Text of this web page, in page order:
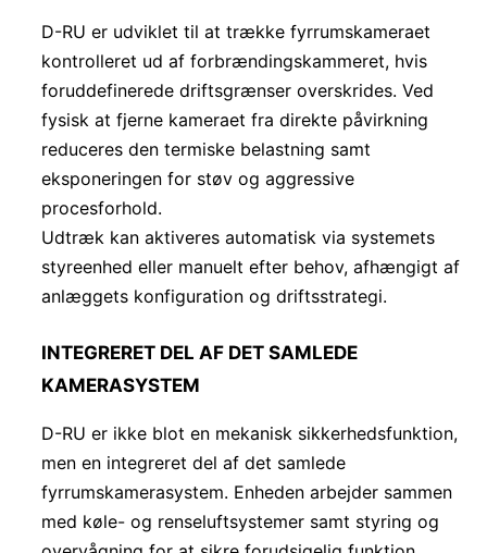
D-RU er udviklet til at trække fyrrumskameraet
kontrolleret ud af forbrændingskammeret, hvis
foruddefinerede driftsgrænser overskrides. Ved
fysisk at fjerne kameraet fra direkte påvirkning
reduceres den termiske belastning samt
eksponeringen for støv og aggressive
procesforhold.
Udtræk kan aktiveres automatisk via systemets
styreenhed eller manuelt efter behov, afhængigt af
anlæggets konfiguration og driftsstrategi.
INTEGRERET DEL AF DET SAMLEDE
KAMERASYSTEM
D-RU er ikke blot en mekanisk sikkerhedsfunktion,
men en integreret del af det samlede
fyrrumskamerasystem. Enheden arbejder sammen
med køle- og renseluftsystemer samt styring og